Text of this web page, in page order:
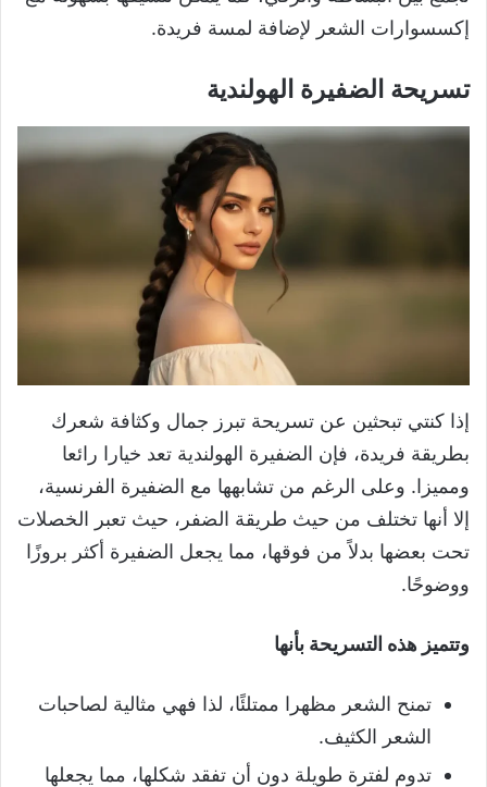
إكسسوارات الشعر لإضافة لمسة فريدة.
تسريحة الضفيرة الهولندية
إذا كنتي تبحثين عن تسريحة تبرز جمال وكثافة شعرك
بطريقة فريدة، فإن الضفيرة الهولندية تعد خيارا رائعا
ومميزا. وعلى الرغم من تشابهها مع الضفيرة الفرنسية،
إلا أنها تختلف من حيث طريقة الضفر، حيث تعبر الخصلات
تحت بعضها بدلاً من فوقها، مما يجعل الضفيرة أكثر بروزًا
ووضوحًا.
وتتميز هذه التسريحة بأنها
تمنح الشعر مظهرا ممتلئًا، لذا فهي مثالية لصاحبات
الشعر الكثيف.
تدوم لفترة طويلة دون أن تفقد شكلها، مما يجعلها